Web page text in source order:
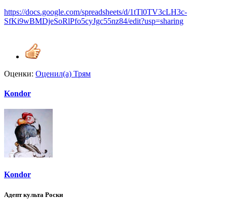
https://docs.google.com/spreadsheets/d/1tTl0TV3cLH3c-
SfKi9wBMDjeSoRlPfo5cyJgc55nz84/edit?usp=sharing
Оценки: Оценил(а) Трям
Kondor
Kondor
Адепт культа Роски